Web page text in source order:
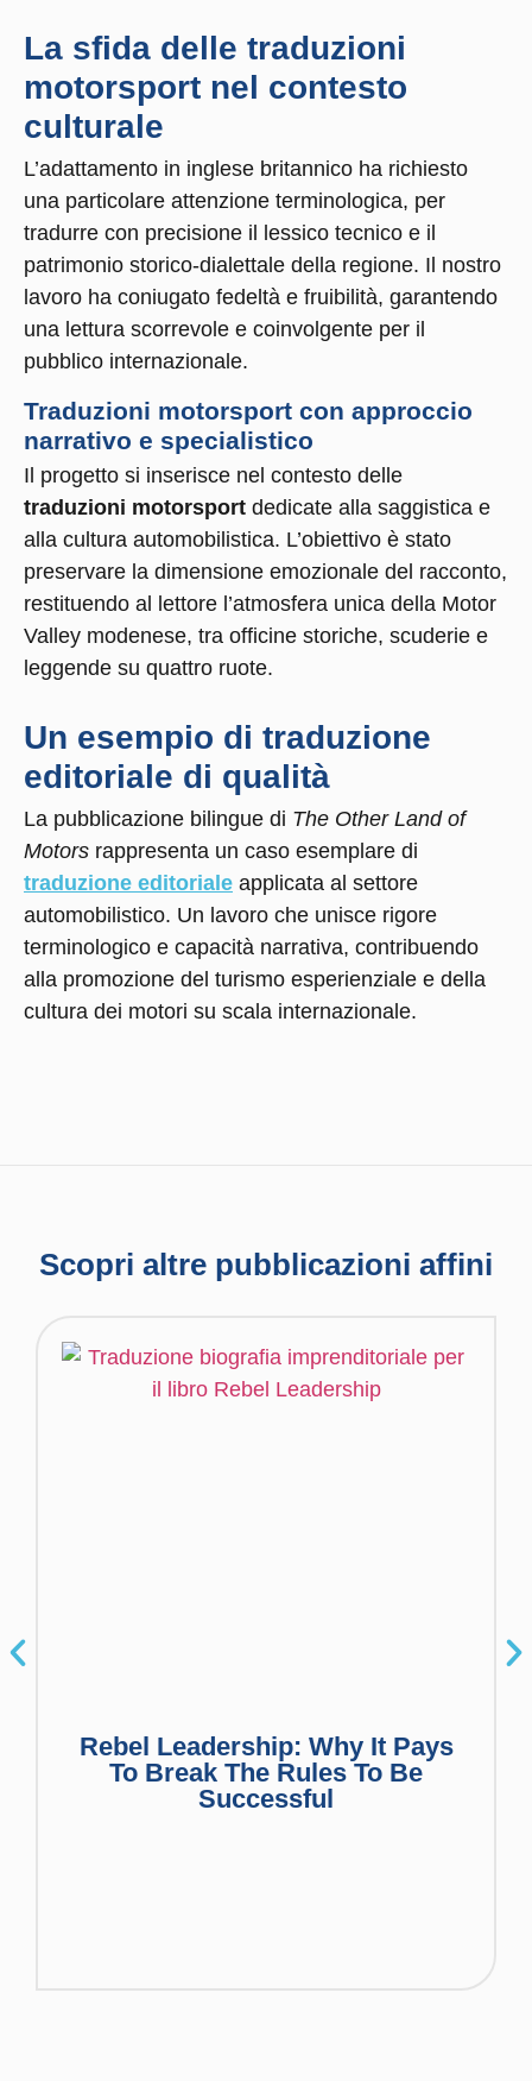
La sfida delle traduzioni
motorsport nel contesto
culturale
L’adattamento in inglese britannico ha richiesto
una particolare attenzione terminologica, per
tradurre con precisione il lessico tecnico e il
patrimonio storico-dialettale della regione. Il nostro
lavoro ha coniugato fedeltà e fruibilità, garantendo
una lettura scorrevole e coinvolgente per il
pubblico internazionale.
Traduzioni motorsport con approccio
narrativo e specialistico
Il progetto si inserisce nel contesto delle
traduzioni motorsport dedicate alla saggistica e
alla cultura automobilistica. L’obiettivo è stato
preservare la dimensione emozionale del racconto,
restituendo al lettore l’atmosfera unica della Motor
Valley modenese, tra officine storiche, scuderie e
leggende su quattro ruote.
Un esempio di traduzione
editoriale di qualità
La pubblicazione bilingue di The Other Land of
Motors rappresenta un caso esemplare di
traduzione editoriale applicata al settore
automobilistico. Un lavoro che unisce rigore
terminologico e capacità narrativa, contribuendo
alla promozione del turismo esperienziale e della
cultura dei motori su scala internazionale.
Scopri altre pubblicazioni affini
Rebel Leadership: Why It Pays
To Break The Rules To Be
Successful